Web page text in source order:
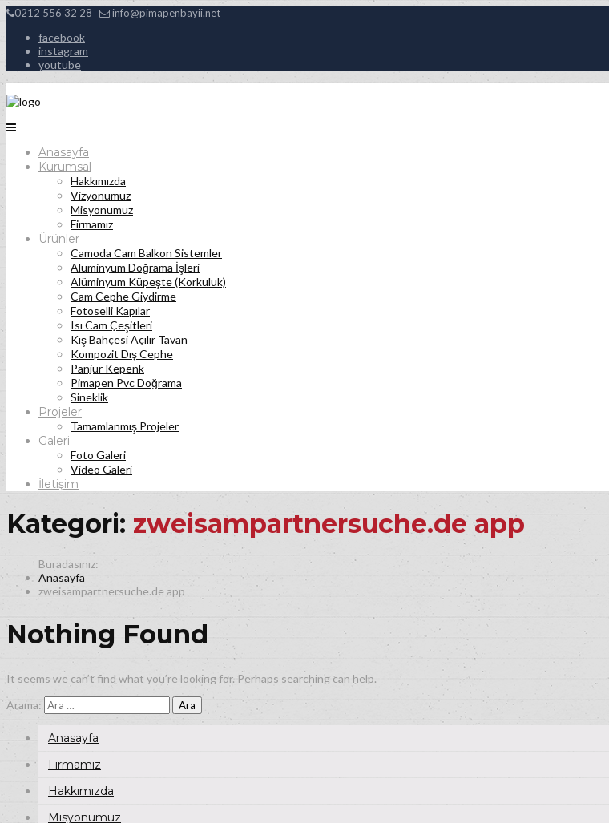
0212 556 32 28 info@pimapenbayii.net
facebook
instagram
youtube
Anasayfa
Kurumsal
Hakkımızda
Vizyonumuz
Misyonumuz
Firmamız
Ürünler
Camoda Cam Balkon Sistemler
Alüminyum Doğrama İşleri
Alüminyum Küpeşte (Korkuluk)
Cam Cephe Giydirme
Fotoselli Kapılar
Isı Cam Çeşitleri
Kış Bahçesi Açılır Tavan
Kompozit Dış Cephe
Panjur Kepenk
Pimapen Pvc Doğrama
Sineklik
Projeler
Tamamlanmış Projeler
Galeri
Foto Galeri
Video Galeri
İletişim
Kategori: zweisampartnersuche.de app
Anasayfa
zweisampartnersuche.de app
Nothing Found
It seems we can’t find what you’re looking for. Perhaps searching can help.
Arama:
Anasayfa
Firmamız
Hakkımızda
Misyonumuz